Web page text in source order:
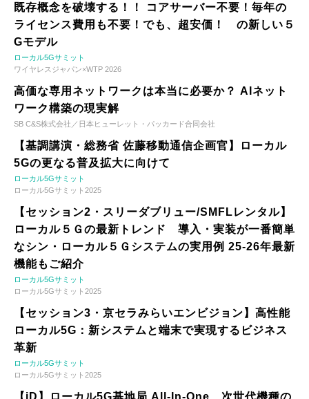
既存概念を破壊する！！ コアサーバー不要！毎年の
ライセンス費用も不要！でも、超安価！ の新しい５
Gモデル
ローカル5Gサミット
ワイヤレスジャパン×WTP 2026
高価な専用ネットワークは本当に必要か？ AIネット
ワーク構築の現実解
SB C&S株式会社／日本ヒューレット・パッカード合同会社
【基調講演・総務省 佐藤移動通信企画官】ローカル
5Gの更なる普及拡大に向けて
ローカル5Gサミット
ローカル5Gサミット2025
【セッション2・スリーダブリュー/SMFLレンタル】
ローカル５Ｇの最新トレンド 導入・実装が一番簡単
なシン・ローカル５Ｇシステムの実用例 25-26年最新
機能もご紹介
ローカル5Gサミット
ローカル5Gサミット2025
【セッション3・京セラみらいエンビジョン】高性能
ローカル5G：新システムと端末で実現するビジネス
革新
ローカル5Gサミット
ローカル5Gサミット2025
【iD】ローカル5G基地局 All-In-One、次世代機種の